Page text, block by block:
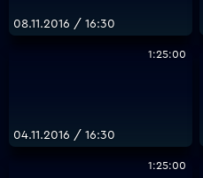
08.11.2016 / 16:30
1:25:00
04.11.2016 / 16:30
1:25:00